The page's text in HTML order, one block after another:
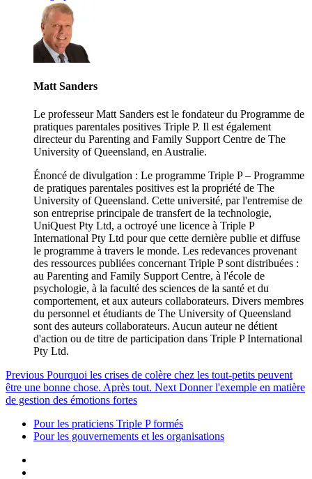
Matt Sanders
Le professeur Matt Sanders est le fondateur du Programme de
pratiques parentales positives Triple P. Il est également
directeur du Parenting and Family Support Centre de The
University of Queensland, en Australie.
Énoncé de divulgation : Le programme Triple P – Programme
de pratiques parentales positives est la propriété de The
University of Queensland. Cette université, par l'entremise de
son entreprise principale de transfert de la technologie,
UniQuest Pty Ltd, a octroyé une licence à Triple P
International Pty Ltd pour que cette dernière publie et diffuse
le programme à travers le monde. Les redevances provenant
des ressources publiées concernant Triple P sont distribuées :
au Parenting and Family Support Centre, à l'école de
psychologie, à la faculté des sciences de la santé et du
comportement, et aux auteurs collaborateurs. Divers membres
du personnel et étudiants de The University of Queensland
sont des auteurs collaborateurs. Aucun auteur ne détient
d'action ou de titre de participation dans Triple P International
Pty Ltd.
Previous Pourquoi les crises de colère chez les tout-petits peuvent
être une bonne chose. Après tout. Next Donner l'exemple en matière
de gestion des émotions fortes
Pour les praticiens Triple P formés
Pour les gouvernements et les organisations